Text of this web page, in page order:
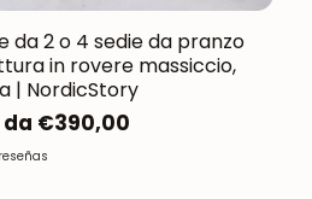
da 2 o 4 sedie da pranzo
in rovere massiccio,
| NordicStory
€390,00